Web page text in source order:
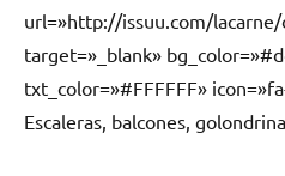
url=»http://issuu.com/
target=»_blank»
txt_color=»#FFFFFF»
Escaleras, balcones,